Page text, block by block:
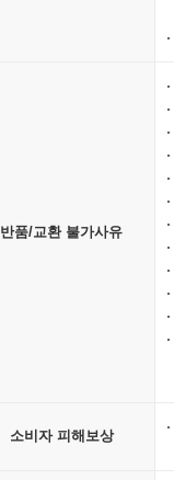
반품/교환 불가사유
소비자 피해보상